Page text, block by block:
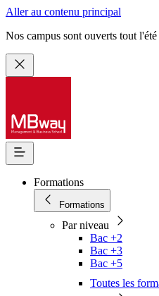
Aller au contenu principal
Nos campus sont ouverts tout l'été
Formations
Formations
Par niveau
Bac +2
Bac +3
Bac +5
Toutes les